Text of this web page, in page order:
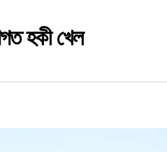
হকী খেল